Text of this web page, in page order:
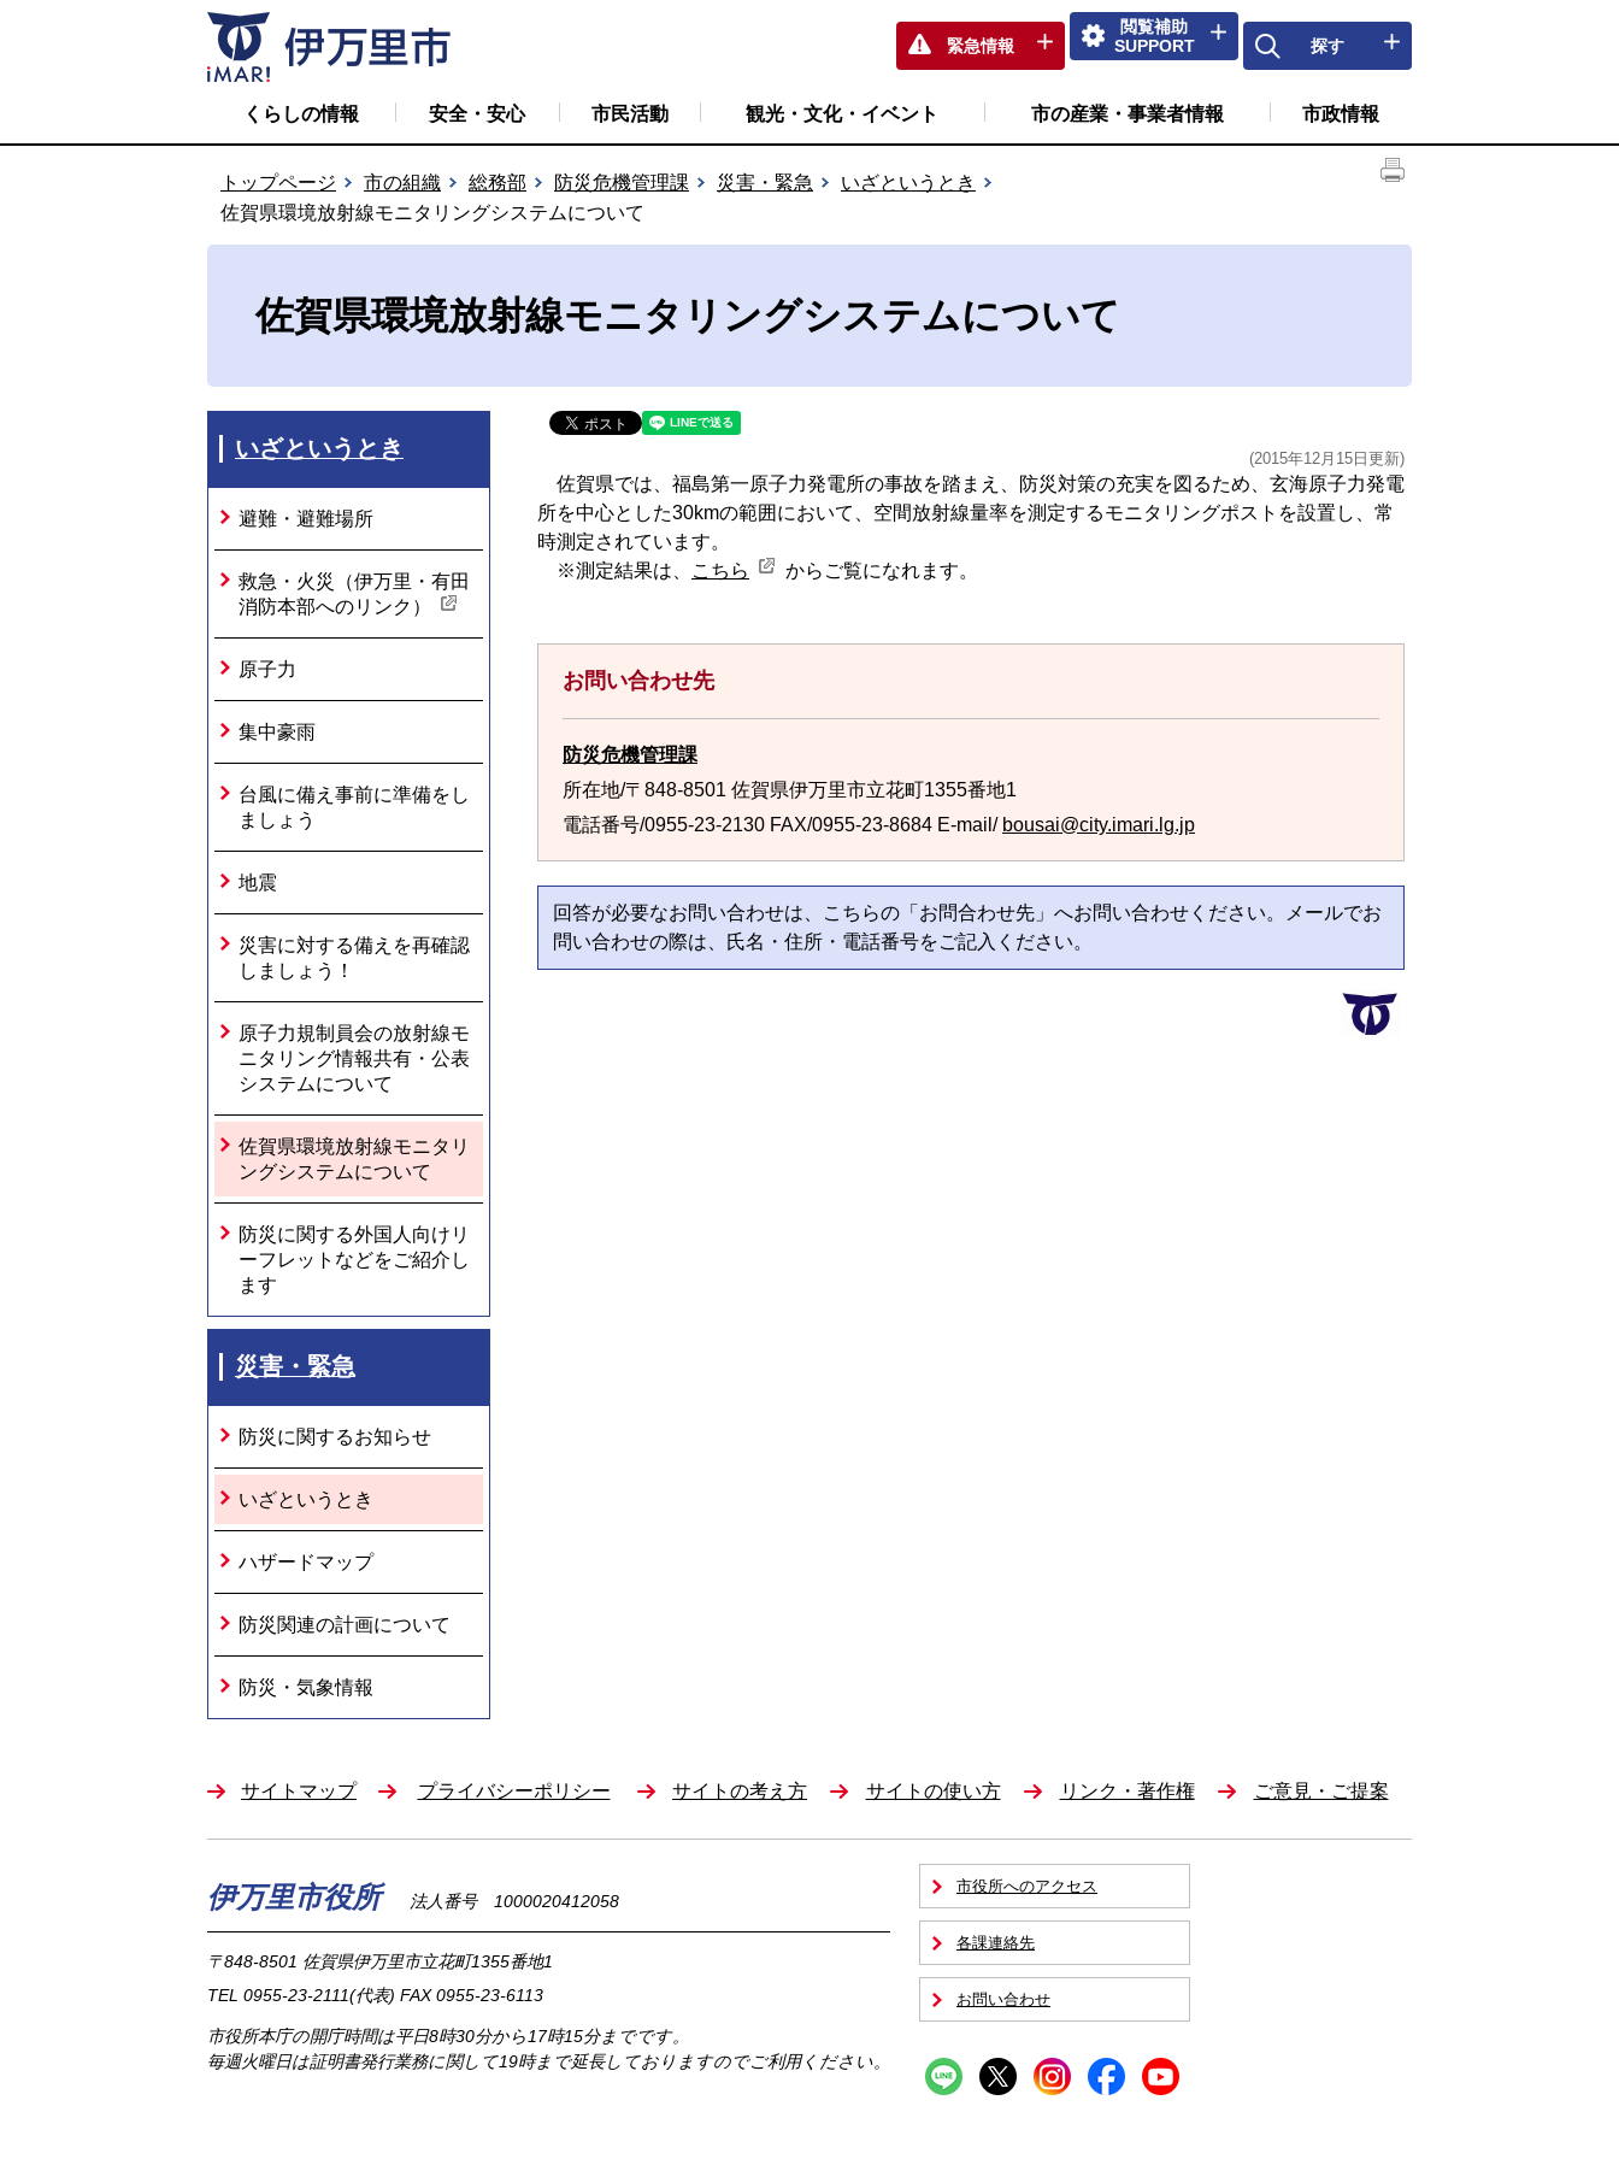
緊急情報
閲覧補助
SUPPORT
探す
くらしの情報 安全・安心 市民活動 観光・文化・イベント 市の産業・事業者情報 市政情報
トップページ 市の組織 総務部 防災危機管理課 災害・緊急
いざというとき
佐賀県環境放射線モニタリングシステムについて
佐賀県環境放射線モニタリングシステムについて
いざというとき
避難・避難場所
救急・火災（伊万里・有田
消防本部へのリンク）
原子力
集中豪雨
台風に備え事前に準備をし
ましょう
地震
災害に対する備えを再確認
しましょう！
原子力規制員会の放射線モ
ニタリング情報共有・公表
システムについて
佐賀県環境放射線モニタリ
ングシステムについて
防災に関する外国人向けリ
ーフレットなどをご紹介し
ます
災害・緊急
防災に関するお知らせ
いざというとき
ハザードマップ
防災関連の計画について
防災・気象情報
(2015年12月15日更新)
佐賀県では、福島第一原子力発電所の事故を踏まえ、防災対策の充実を図るため、玄海原子力発電
所を中心とした30kmの範囲において、空間放射線量率を測定するモニタリングポストを設置し、常
時測定されています。
※測定結果は、
こちら からご覧になれます。
お問い合わせ先
防災危機管理課
所在地/〒848-8501 佐賀県伊万里市立花町1355番地1
電話番号/0955-23-2130 FAX/0955-23-8684 E-mail/ bousai@city.imari.lg.jp
回答が必要なお問い合わせは、こちらの「お問合わせ先」へお問い合わせください。メールでお
問い合わせの際は、氏名・住所・電話番号をご記入ください。
サイトマップ プライバシーポリシー サイトの考え方 サイトの使い方 リンク・著作権 ご意見・ご提案
伊万里市役所 法人番号 1000020412058
〒848-8501 佐賀県伊万里市立花町1355番地1
TEL 0955-23-2111(代表) FAX 0955-23-6113
市役所本庁の開庁時間は平日8時30分から17時15分までです。
毎週火曜日は証明書発行業務に関して19時まで延長しておりますのでご利用ください。
市役所へのアクセス
各課連絡先
お問い合わせ